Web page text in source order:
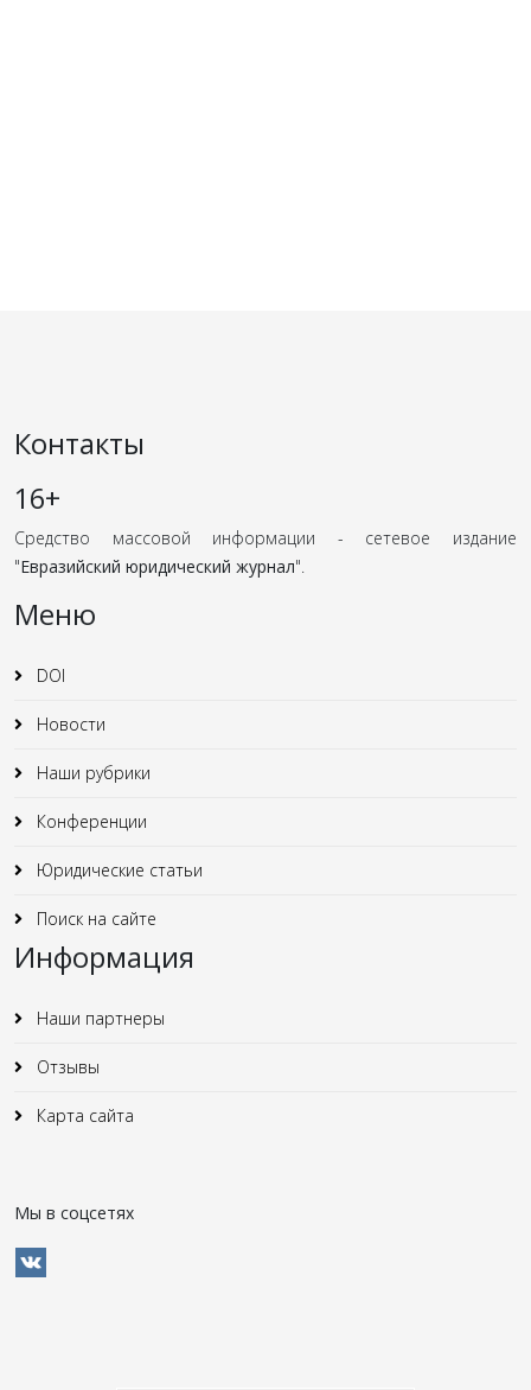
Контакты
16+
Средство массовой информации - сетевое издание
"Евразийский юридический журнал".
Меню
DOI
Новости
Наши рубрики
Конференции
Юридические статьи
Поиск на сайте
Информация
Наши партнеры
Отзывы
Карта сайта
Мы в соцсетях